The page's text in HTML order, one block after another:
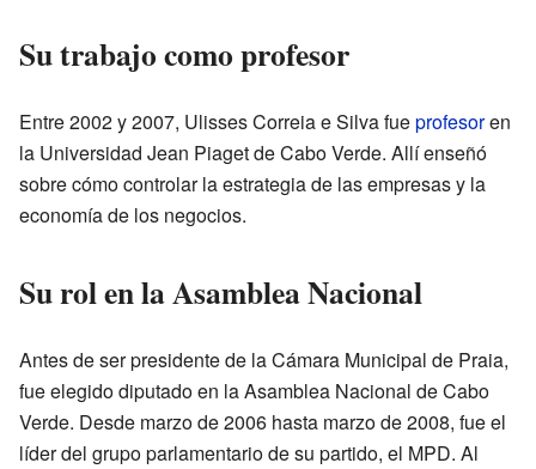
Su trabajo como profesor
Entre 2002 y 2007, Ulisses Correia e Silva fueprofesoren
la Universidad Jean Piaget de Cabo Verde. Allí enseñó
sobre cómo controlar la estrategia de las empresas y la
economía de los negocios.
Su rol en la Asamblea Nacional
Antes de ser presidente de la Cámara Municipal de Praia,
fue elegido diputado en la Asamblea Nacional de Cabo
Verde. Desde marzo de 2006 hasta marzo de 2008, fue el
líder del grupo parlamentario de su partido, el MPD. Al